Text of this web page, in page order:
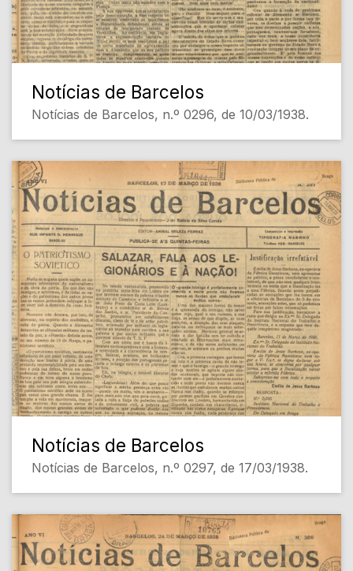
Notícias de Barcelos
Notícias de Barcelos, n.º 0296, de 10/03/1938.
Notícias de Barcelos
Notícias de Barcelos, n.º 0297, de 17/03/1938.